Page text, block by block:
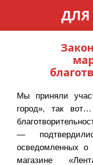
ДЛЯ
Мы приняли
город», так
—
осведомленных о
магазине